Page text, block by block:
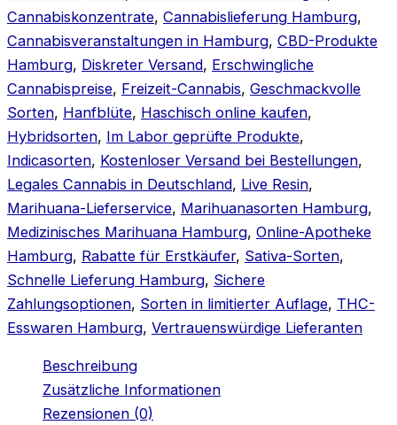
Cannabiskonzentrate, Cannabislieferung Hamburg,
Cannabisveranstaltungen in Hamburg, CBD-Produkte
Hamburg, Diskreter Versand, Erschwingliche
Cannabispreise, Freizeit-Cannabis, Geschmackvolle
Sorten, Hanfblüte, Haschisch online kaufen,
Hybridsorten, Im Labor geprüfte Produkte,
Indicasorten, Kostenloser Versand bei Bestellungen,
Legales Cannabis in Deutschland, Live Resin,
Marihuana-Lieferservice, Marihuanasorten Hamburg,
Medizinisches Marihuana Hamburg, Online-Apotheke
Hamburg, Rabatte für Erstkäufer, Sativa-Sorten,
Schnelle Lieferung Hamburg, Sichere
Zahlungsoptionen, Sorten in limitierter Auflage, THC-
Esswaren Hamburg, Vertrauenswürdige Lieferanten
Beschreibung
Zusätzliche Informationen
Rezensionen (0)